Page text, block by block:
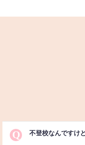
Q 不登校なんですけ